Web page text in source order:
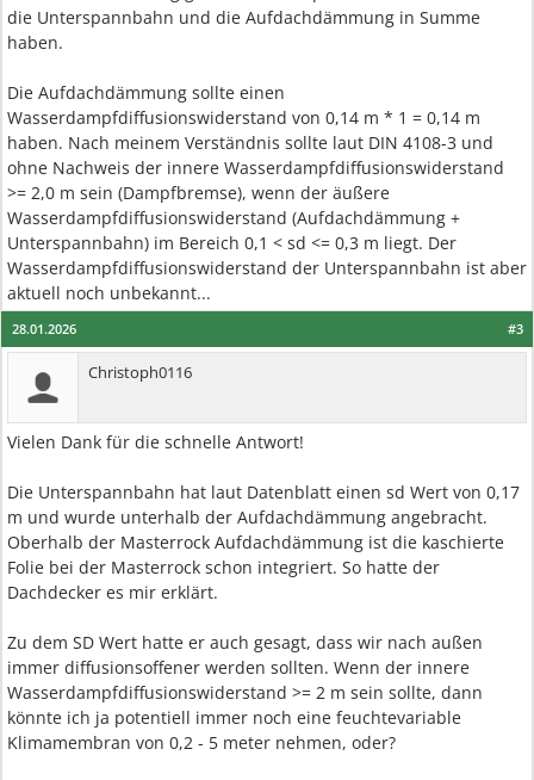
die Unterspannbahn und die Aufdachdämmung in Summe
haben.
Die Aufdachdämmung sollte einen
Wasserdampfdiffusionswiderstand von 0,14 m * 1 = 0,14 m
haben. Nach meinem Verständnis sollte laut DIN 4108-3 und
ohne Nachweis der innere Wasserdampfdiffusionswiderstand
>= 2,0 m sein (Dampfbremse), wenn der äußere
Wasserdampfdiffusionswiderstand (Aufdachdämmung +
Unterspannbahn) im Bereich 0,1 < sd <= 0,3 m liegt. Der
Wasserdampfdiffusionswiderstand der Unterspannbahn ist aber
aktuell noch unbekannt...
#3
28.01.2026
Christoph0116
Vielen Dank für die schnelle Antwort!
Die Unterspannbahn hat laut Datenblatt einen sd Wert von 0,17
m und wurde unterhalb der Aufdachdämmung angebracht.
Oberhalb der Masterrock Aufdachdämmung ist die kaschierte
Folie bei der Masterrock schon integriert. So hatte der
Dachdecker es mir erklärt.
Zu dem SD Wert hatte er auch gesagt, dass wir nach außen
immer diffusionsoffener werden sollten. Wenn der innere
Wasserdampfdiffusionswiderstand >= 2 m sein sollte, dann
könnte ich ja potentiell immer noch eine feuchtevariable
Klimamembran von 0,2 - 5 meter nehmen, oder?